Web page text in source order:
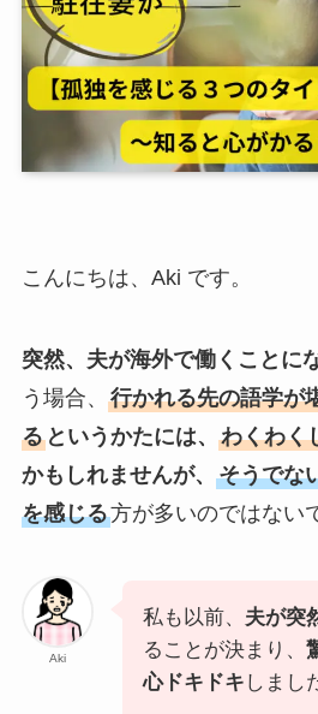
こんにちは、Aki です。
突然、夫が海外で働くことに
う場合、 行かれる先の語学が
るというかたには、 わくわく
かもしれませんが、 そうでな
を感じる方が多いのではない
Aki
私も以前、 夫が突
ることが決まり、
心ドキドキ しまし